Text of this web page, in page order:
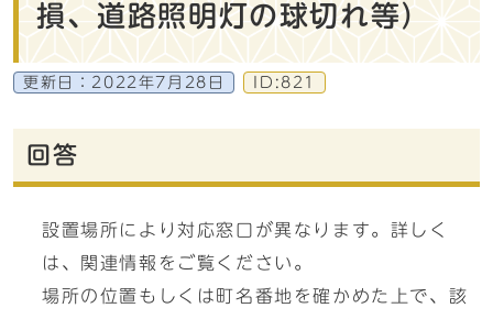
損、道路照明灯の球切れ等）
更新日： 2022年7月28日 ID:821
回答
設置場所により対応窓口が異なります。詳しく
は、関連情報をご覧ください。
場所の位置もしくは町名番地を確かめた上で、該